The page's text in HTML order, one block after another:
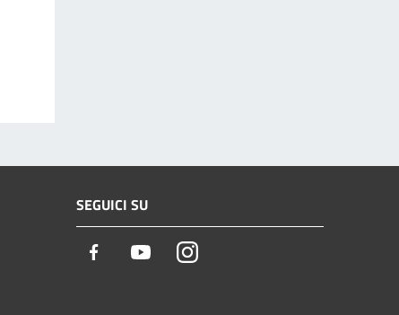
SEGUICI SU
Facebook YoutubeInstagram